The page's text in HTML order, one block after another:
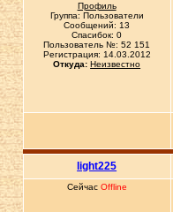
Профиль
Группа: Пользователи
Сообщений: 13
Спасибок: 0
Пользователь №: 52 151
Регистрация: 14.03.2012
Откуда: Неизвестно
light225
Сейчас Offline